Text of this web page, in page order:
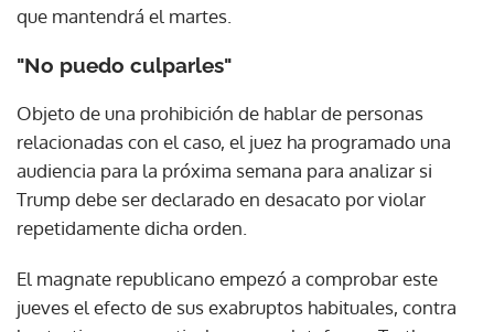
que mantendrá el martes.
"No puedo culparles"
Objeto de una prohibición de hablar de personas
relacionadas con el caso, el juez ha programado una
audiencia para la próxima semana para analizar si
Trump debe ser declarado en desacato por violar
repetidamente dicha orden.
El magnate republicano empezó a comprobar este
jueves el efecto de sus exabruptos habituales, contra